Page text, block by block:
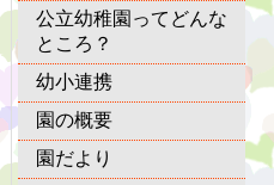
公立幼稚園ってどんな
ところ？
幼小連携
園の概要
園だより